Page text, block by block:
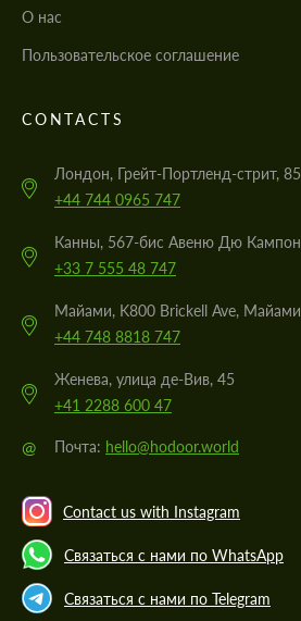
О нас
Пользовательское соглашение
CONTACTS
Лондон, Грейт-Портленд-стрит, 85
+44 744 0965 747
Канны, 567-бис Авеню Дю Кампон
+33 7 555 48 747
Майами, K800 Brickell Ave, Майами
+44 748 8818 747
Женева, улица де-Вив, 45
+41 2288 600 47
@ Почта: hello@hodoor.world
Contact us with Instagram
Связаться с нами по WhatsApp
Связаться с нами по Telegram